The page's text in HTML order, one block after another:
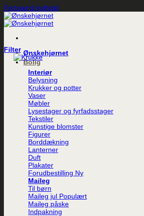
Fortsæt til indhold
Ønskehjørnet
Bolig
Interiør
Belysning
Krukker og potter
Vaser
Møbler
Lysestager og fyrfadsstager
Tekstiler
Kunstige blomster
Figurer
Borddækning
Lanterner
Duft
Plakater
Forudbestilling
Maileg
Til børn
Maileg jul
Maileg påske
Indpakning
Filter